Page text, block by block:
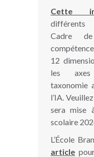
Cette
différents
Cadre
12
les axes
taxonomie
l’IA.
sera mise
scolaire
L’École
article